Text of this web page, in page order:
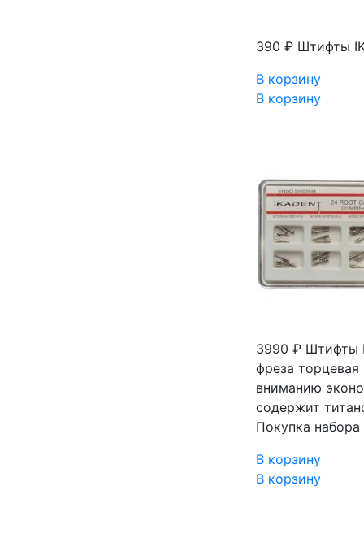
390 ₽ Штифты
В корзину
В корзину
3990 ₽ Штифты
фреза
вниманию
содержит
Покупка
В корзину
В корзину